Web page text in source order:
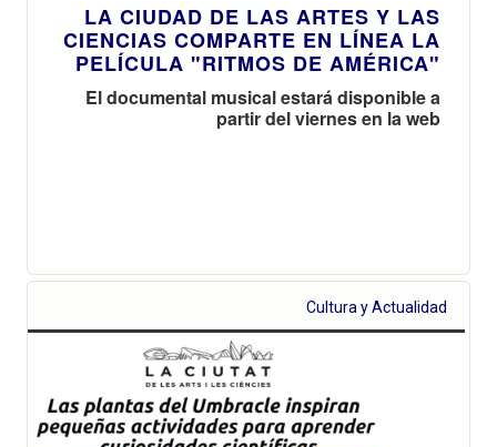
LA CIUDAD DE LAS ARTES Y LAS
CIENCIAS COMPARTE EN LÍNEA LA
PELÍCULA "RITMOS DE AMÉRICA"
El documental musical estará disponible a
partir del viernes en la web
Cultura y Actualidad